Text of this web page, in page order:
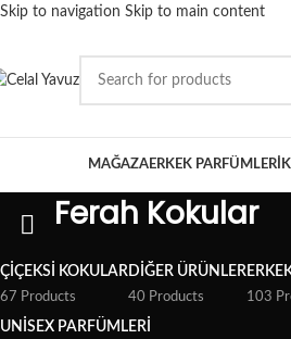
Skip to navigation Skip to main content
MAĞAZAERKEK PARFÜMLERI
Ferah Kokular
ÇIÇEKSI KOKULAR
67 Products
DIĞER ÜRÜNLER
40 Products 103
UNISEX PARFÜMLERI